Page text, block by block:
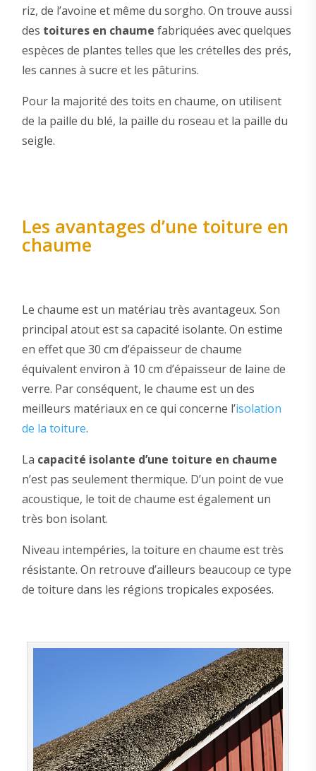
riz, de l’avoine et même du sorgho. On trouve aussi
des toitures en chaume fabriquées avec quelques
espèces de plantes telles que les crételles des prés,
les cannes à sucre et les pâturins.
Pour la majorité des toits en chaume, on utilisent
de la paille du blé, la paille du roseau et la paille du
seigle.
Les avantages d’une toiture en
chaume
Le chaume est un matériau très avantageux. Son
principal atout est sa capacité isolante. On estime
en effet que 30 cm d’épaisseur de chaume
équivalent environ à 10 cm d’épaisseur de laine de
verre. Par conséquent, le chaume est un des
meilleurs matériaux en ce qui concerne l’isolation
de la toiture.
La capacité isolante d’une toiture en chaume
n’est pas seulement thermique. D’un point de vue
acoustique, le toit de chaume est également un
très bon isolant.
Niveau intempéries, la toiture en chaume est très
résistante. On retrouve d’ailleurs beaucoup ce type
de toiture dans les régions tropicales exposées.